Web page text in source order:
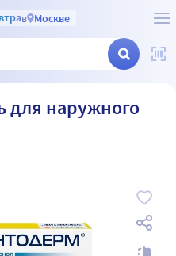
в Москве
для наружного